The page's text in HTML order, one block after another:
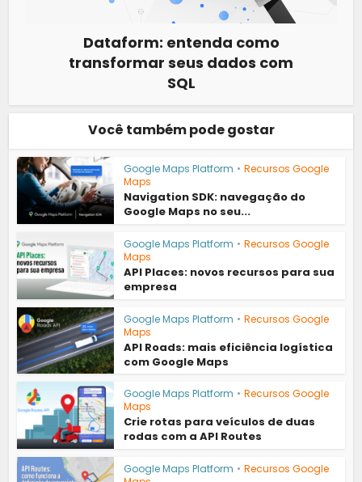
Dataform: entenda como
transformar seus dados com
SQL
Você também pode gostar
Google Maps Platform • Recursos Google
Maps
Navigation SDK: navegação do
Google Maps no seu...
Google Maps Platform • Recursos Google
Maps
API Places: novos recursos para sua
empresa
Google Maps Platform • Recursos Google
Maps
API Roads: mais eficiência logística
com Google Maps
Google Maps Platform • Recursos Google
Maps
Crie rotas para veículos de duas
rodas com a API Routes
Google Maps Platform • Recursos Google